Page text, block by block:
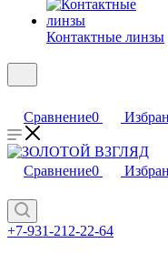
Контактные линзы
Сравнение0
Сравнение0
+7-931-212-22-64